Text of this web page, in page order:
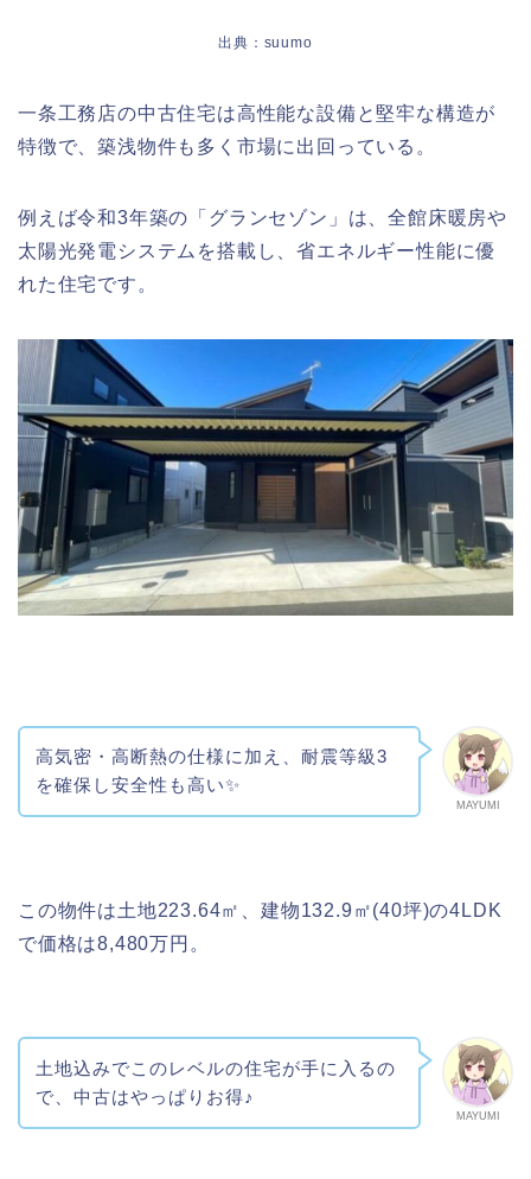
出典：suumo
一条工務店の中古住宅は高性能な設備と堅牢な構造が
特徴で、築浅物件も多く市場に出回っている。
例えば令和3年築の「グランセゾン」は、全館床暖房や
太陽光発電システムを搭載し、省エネルギー性能に優
れた住宅です。
MAYUMI
高気密・高断熱の仕様に加え、耐震等級3
を確保し安全性も高い✨
この物件は土地223.64㎡、建物132.9㎡(40坪)の4LDK
で価格は8,480万円。
MAYUMI
土地込みでこのレベルの住宅が手に入るの
で、中古はやっぱりお得♪